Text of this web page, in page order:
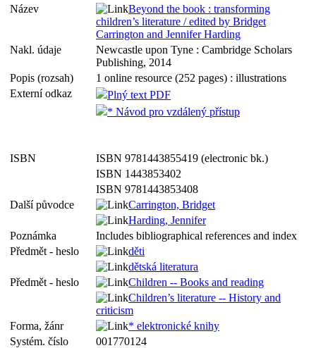
Název
Beyond the book : transforming
children’s literature / edited by Bridget
Carrington and Jennifer Harding
Nakl. údaje
Newcastle upon Tyne : Cambridge Scholars
Publishing, 2014
Popis (rozsah)
1 online resource (252 pages) : illustrations
Externí odkaz
Plný text PDF
* Návod pro vzdálený přístup
ISBN
ISBN 9781443855419 (electronic bk.)
ISBN 1443853402
ISBN 9781443853408
Další původce
Carrington, Bridget
Harding, Jennifer
Poznámka
Includes bibliographical references and index
Předmět - heslo
děti
dětská literatura
Předmět - heslo
Children -- Books and reading
Children’s literature -- History and
criticism
Forma, žánr
* elektronické knihy
Systém. číslo
001770124